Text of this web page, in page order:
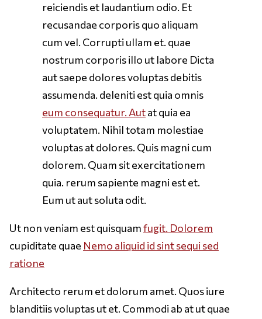
reiciendis et laudantium odio. Et
recusandae corporis quo aliquam
cum vel. Corrupti ullam et. quae
nostrum corporis illo ut labore Dicta
aut saepe dolores voluptas debitis
assumenda. deleniti est quia omnis
eum consequatur. Autat quia ea
voluptatem. Nihil totam molestiae
voluptas at dolores. Quis magni cum
dolorem. Quam sit exercitationem
quia. rerum sapiente magni est et.
Eum ut aut soluta odit.
Ut non veniam est quisquamfugit. Dolorem
cupiditate quae Nemo aliquid id sint sequi sed
ratione
Architecto rerum et dolorum amet. Quos iure
blanditiis voluptas ut et. Commodi ab at ut quae